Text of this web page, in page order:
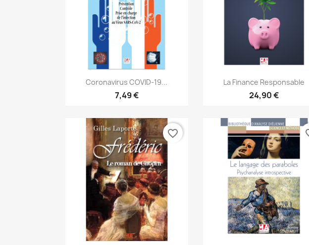
Aperçu rapide
Coronavirus COVID-19...
7,49 €
Aperçu rapide
La Finance Responsable
24,90 €
favorite_border